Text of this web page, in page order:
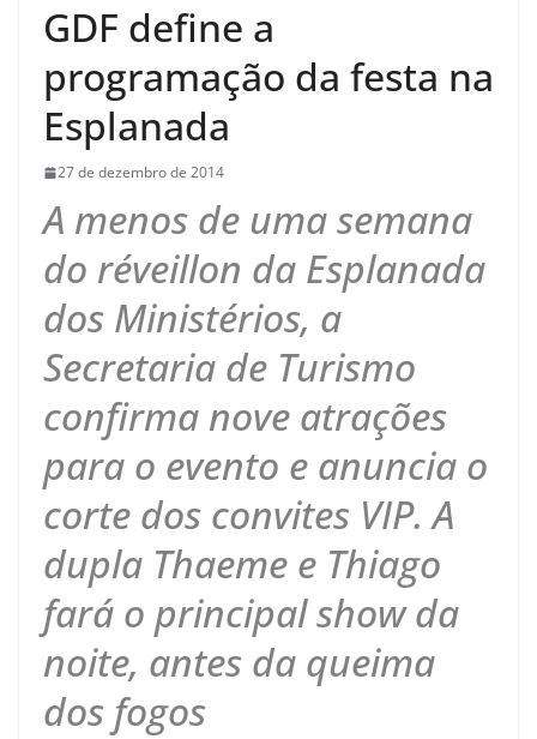
GDF define a
programação da festa na
Esplanada
27 de dezembro de 2014
A menos de uma semana
do réveillon da Esplanada
dos Ministérios, a
Secretaria de Turismo
confirma nove atrações
para o evento e anuncia o
corte dos convites VIP. A
dupla Thaeme e Thiago
fará o principal show da
noite, antes da queima
dos fogos